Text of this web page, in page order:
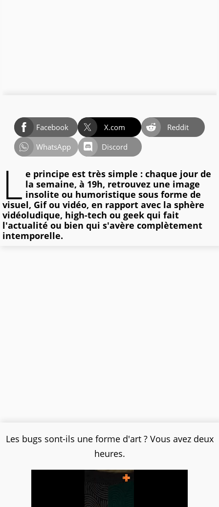
Facebook X.com
Reddit
WhatsApp
Discord
L e principe est très simple : chaque jour de
la semaine, à 19h, retrouvez une image
insolite ou humoristique sous forme de
visuel, Gif ou vidéo, en rapport avec la sphère
vidéoludique, high-tech ou geek qui fait
l'actualité ou bien qui s'avère complètement
intemporelle.
Les bugs sont-ils une forme d'art ? Vous avez deux
heures.